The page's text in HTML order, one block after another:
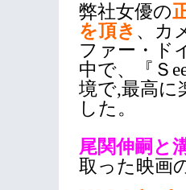
弊社女優の
を頂き 、カ
ファー・ド
中で、『Ｓ
境で,最高に
した。
尾関伸嗣と
取った映画